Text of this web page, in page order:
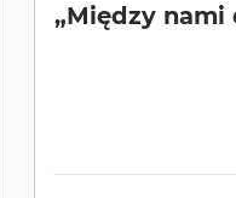
„Między nami